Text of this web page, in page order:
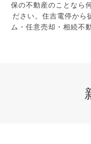
保の不動産のことなら
ださい。住吉電停か
ム・任意売却・相続不